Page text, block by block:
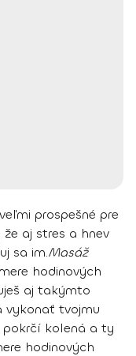
prospešné pre
že aj stres a hnev
sa im.Masáž
hodinových
aj takýmto
vykonať tvojmu
kolená a ty
hodinových